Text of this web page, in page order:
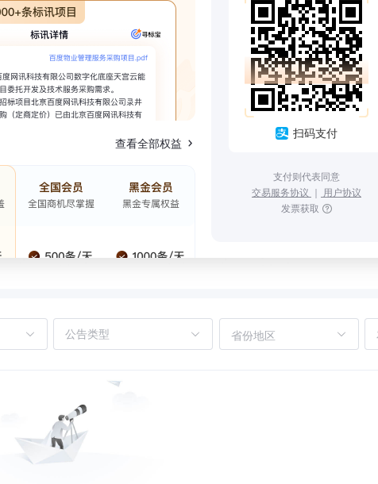
查看全部权益
扫码支付
支付则代表同意
交易服务协议 ｜ 用户协议
发票获取
省份地区